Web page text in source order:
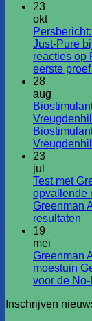
23
okt
Just-Pure
reacties op
eerste
28
aug
23
jul
Test met
opvallende
Greenman
resultaten
19
mei
Greenman
moestuin
voor de
Inschrijven